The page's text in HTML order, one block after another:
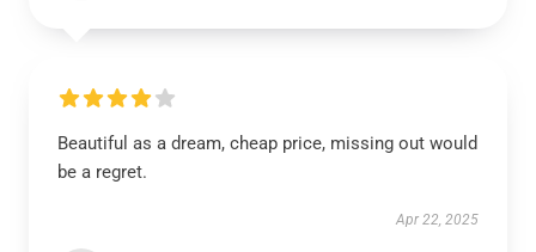
Beautiful as a dream, cheap price, missing out would
be a regret.
Apr 22, 2025